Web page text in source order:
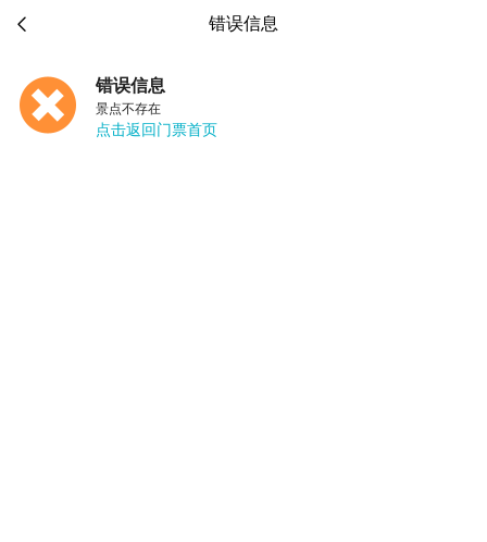
 错误信息
错误信息
景点不存在
点击返回门票首页